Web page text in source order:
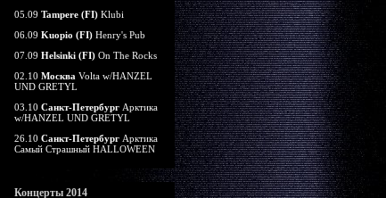
05.09 Tampere (FI) Klubi
06.09 Kuopio (FI) Henry's Pub
07.09 Helsinki (FI) On The Rocks
02.10 Москва Volta w/HANZEL
UND GRETYL
03.10 Санкт-Петербург Арктика
w/HANZEL UND GRETYL
26.10 Санкт-Петербург Арктика
Самый Страшный HALLOWEEN
Концерты 2014